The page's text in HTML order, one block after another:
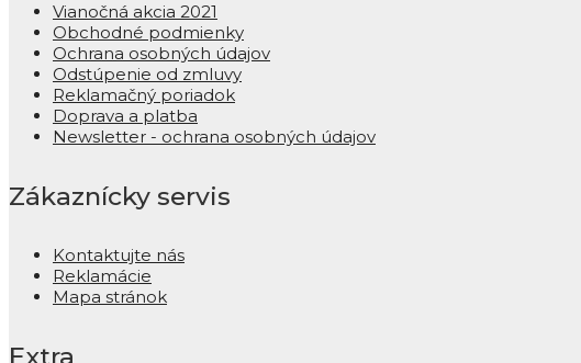
Vianočná akcia 2021
Obchodné podmienky
Ochrana osobných údajov
Odstúpenie od zmluvy
Reklamačný poriadok
Doprava a platba
Newsletter - ochrana osobných údajov
Zákaznícky servis
Kontaktujte nás
Reklamácie
Mapa stránok
Extra